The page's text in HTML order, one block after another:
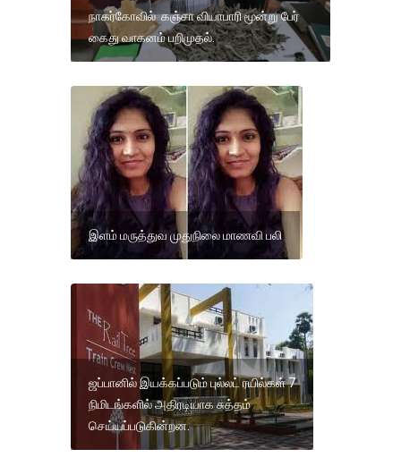
நாகர்கோவில் கஞ்சா வியாபாரி மூன்று பேர்
கைது வாகனம் பறிமுதல்.
இளம் மருத்துவ முதுநிலை மாணவி பலி
ஜப்பானில் இயக்கப்படும் புல்லட் ரயில்கள் 7
நிமிடங்களில் அதிரடியாக சுத்தம்
செய்யப்படுகின்றன.